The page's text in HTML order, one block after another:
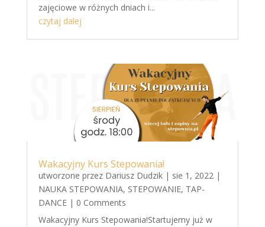
zajęciowe w różnych dniach i...
czytaj dalej
Wakacyjny Kurs Stepowania!
utworzone przez Dariusz Dudzik| sie 1, 2022|
NAUKA STEPOWANIA, STEPOWANIE, TAP-
DANCE| 0 Comments
Wakacyjny Kurs Stepowania!Startujemy już w